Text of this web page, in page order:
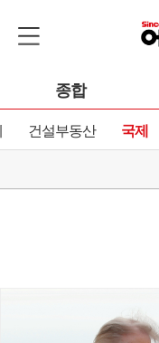
종합
건설부동산 국제